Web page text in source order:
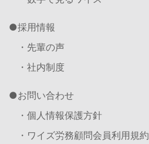
採用情報
・先輩の声
・社内制度
お問い合わせ
・個人情報保護方針
・ワイズ労務顧問会員利用規約